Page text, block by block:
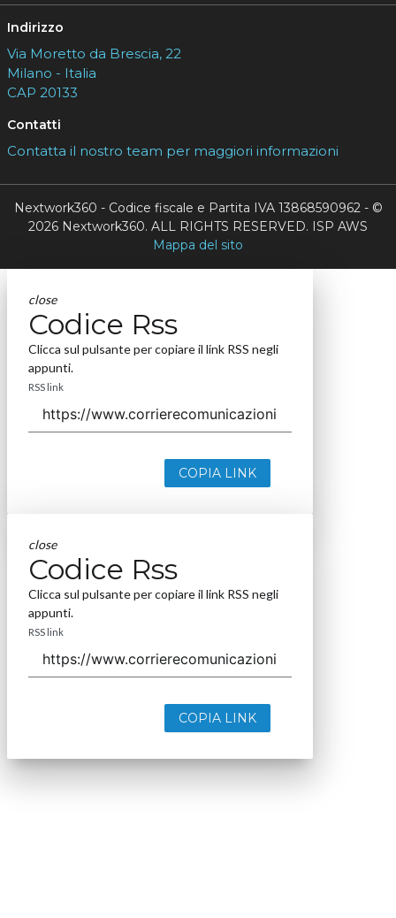
Indirizzo
Via Moretto da Brescia, 22
Milano - Italia
CAP 20133
Contatti
Contatta il nostro team per maggiori informazioni
Nextwork360 - Codice fiscale e Partita IVA 13868590962 - ©
2026 Nextwork360. ALL RIGHTS RESERVED. ISP AWS
Mappa del sito
close
Codice Rss
Clicca sul pulsante per copiare il link RSS negli
appunti.
RSS link
COPIA LINK
close
Codice Rss
Clicca sul pulsante per copiare il link RSS negli
appunti.
RSS link
COPIA LINK